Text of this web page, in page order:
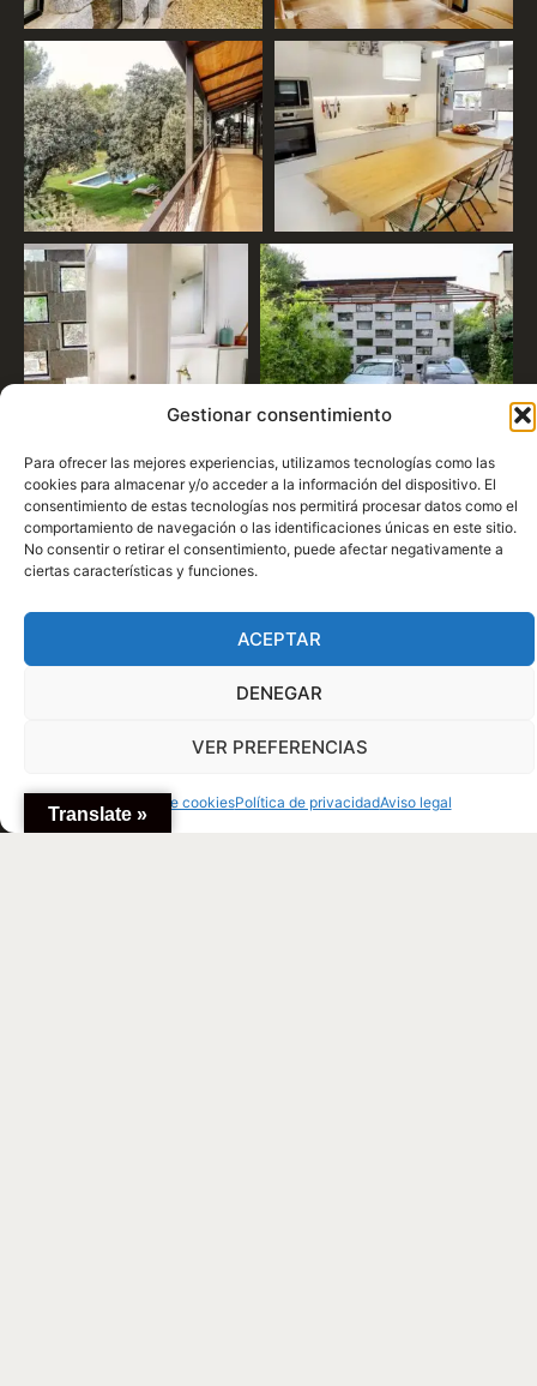
Gestionar consentimiento
Para ofrecer las mejores experiencias, utilizamos tecnologías como las
cookies para almacenar y/o acceder a la información del dispositivo. El
consentimiento de estas tecnologías nos permitirá procesar datos como
el comportamiento de navegación o las identificaciones únicas en este
sitio. No consentir o retirar el consentimiento, puede afectar
negativamente a ciertas características y funciones.
ACEPTAR
DENEGAR
VER PREFERENCIAS